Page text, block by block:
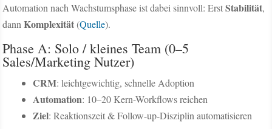
Automation nach Wachstumsphase ist dabei sinnvoll: ErstStabilität,
dannKomplexität(Quelle).
Phase A: Solo / kleines Team (0–5
Sales/Marketing Nutzer)
CRM: leichtgewichtig, schnelle Adoption
Automation: 10–20 Kern-Workflows reichen
Ziel: Reaktionszeit & Follow-up-Disziplin automatisieren